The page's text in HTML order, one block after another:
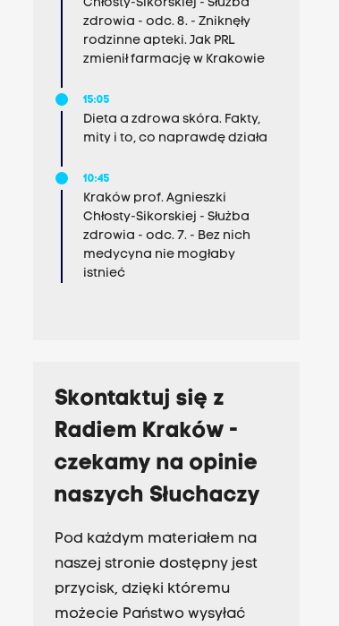
Chłosty-Sikorskiej - Służba
zdrowia - odc. 8. - Zniknęły
rodzinne apteki. Jak PRL
zmienił farmację w Krakowie
15:05
Dieta a zdrowa skóra. Fakty,
mity i to, co naprawdę działa
10:45
Kraków prof. Agnieszki
Chłosty-Sikorskiej - Służba
zdrowia - odc. 7. - Bez nich
medycyna nie mogłaby
istnieć
Skontaktuj się z
Radiem Kraków -
czekamy na opinie
naszych Słuchaczy
Pod każdym materiałem na
naszej stronie dostępny jest
przycisk, dzięki któremu
możecie Państwo wysyłać